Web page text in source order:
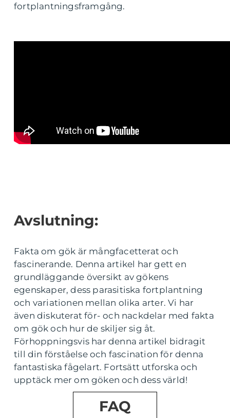
fortplantningsframgång.
Avslutning:
Fakta om gök är mångfacetterat och
fascinerande. Denna artikel har gett en
grundläggande översikt av gökens
egenskaper, dess parasitiska fortplantning
och variationen mellan olika arter. Vi har
även diskuterat för- och nackdelar med fakta
om gök och hur de skiljer sig åt.
Förhoppningsvis har denna artikel bidragit
till din förståelse och fascination för denna
fantastiska fågelart. Fortsätt utforska och
upptäck mer om göken och dess värld!
FAQ